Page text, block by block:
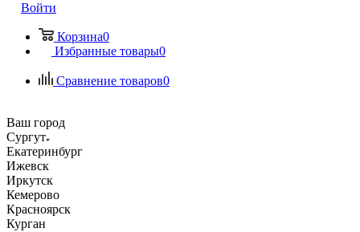
Войти
Корзина0
Избранные товары0
Сравнение товаров0
Ваш город
Сургут
Екатеринбург
Ижевск
Иркутск
Кемерово
Красноярск
Курган